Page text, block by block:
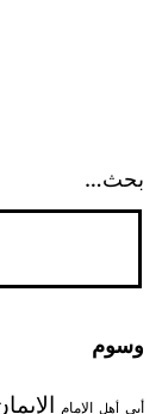
بحث…
وسوم
أبي أهل الإمام